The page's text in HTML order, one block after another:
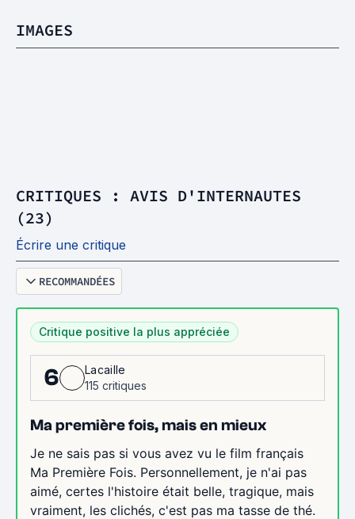
IMAGES
CRITIQUES : AVIS D'INTERNAUTES
(23)
Écrire une critique
RECOMMANDÉES
Critique positive la plus appréciée
6
Lacaille
115 critiques
Ma première fois, mais en mieux
Je ne sais pas si vous avez vu le film français
Ma Première Fois. Personnellement, je n'ai pas
aimé, certes l'histoire était belle, tragique, mais
vraiment, les clichés, c'est pas ma tasse de thé.